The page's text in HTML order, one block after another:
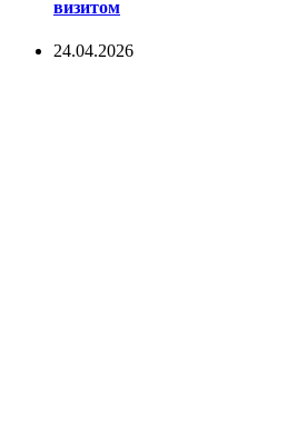
визитом
24.04.2026